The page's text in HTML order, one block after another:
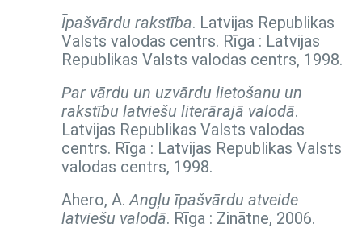
Īpašvārdu rakstība. Latvijas Republikas
Valsts valodas centrs. Rīga : Latvijas
Republikas Valsts valodas centrs, 1998.
Par vārdu un uzvārdu lietošanu un
rakstību latviešu literārajā valodā.
Latvijas Republikas Valsts valodas
centrs. Rīga : Latvijas Republikas Valsts
valodas centrs, 1998.
Ahero, A.Angļu īpašvārdu atveide
latviešu valodā. Rīga : Zinātne, 2006.